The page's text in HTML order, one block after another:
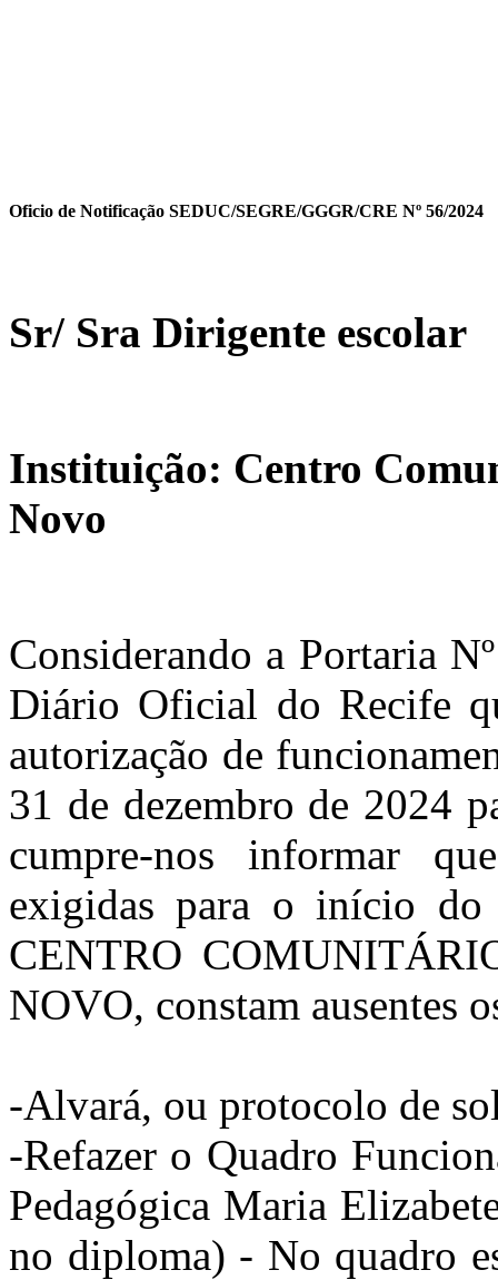
Oficio de Notificação SEDUC/SEGRE/GGGR/CRE Nº 56/2024
Sr/ Sra Dirigente escolar
Instituição: Centro
Novo
Considerando a Portaria
Diário Oficial do Recife
autorização de
31 de dezembro de 2024
cumpre-nos informar
exigidas para o início do
CENTRO
NOVO, constam ausentes
-Alvará, ou protocolo de
-Refazer o Quadro
Pedagógica Maria
no diploma) - No quadro